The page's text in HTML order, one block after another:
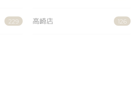
229 高崎店 126